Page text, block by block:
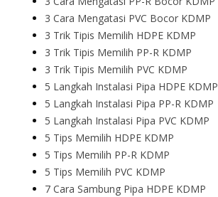
3 Cara Mengatasi PVC Bocor KDMP
3 Trik Tipis Memilih HDPE KDMP
3 Trik Tipis Memilih PP-R KDMP
3 Trik Tipis Memilih PVC KDMP
5 Langkah Instalasi Pipa HDPE KDMP
5 Langkah Instalasi Pipa PP-R KDMP
5 Langkah Instalasi Pipa PVC KDMP
5 Tips Memilih HDPE KDMP
5 Tips Memilih PP-R KDMP
5 Tips Memilih PVC KDMP
7 Cara Sambung Pipa HDPE KDMP